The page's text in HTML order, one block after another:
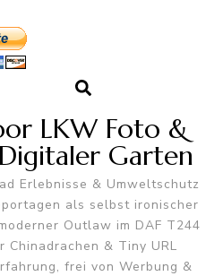
LKW Foto &
Garten
Erlebnisse & Umweltschutz
als selbst ironischer
Outlaw im DAF T244
Chinadrachen & Tiny URL
frei von Werbung &